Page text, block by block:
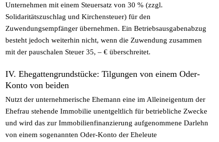
Unternehmen mit einem Steuersatz von 30 % (zzgl.
Solidaritätszuschlag und Kirchensteuer) für den
Zuwendungsempfänger übernehmen. Ein Betriebsausgabenabzug
besteht jedoch weiterhin nicht, wenn die Zuwendung zusammen
mit der pauschalen Steuer 35, – € überschreitet.
IV. Ehegattengrundstücke: Tilgungen von einem Oder-
Konto von beiden
Nutzt der unternehmerische Ehemann eine im Alleineigentum der
Ehefrau stehende Immobilie unentgeltlich für betriebliche Zwecke
und wird das zur Immobilienfinanzierung aufgenommene Darlehn
von einem sogenannten Oder-Konto der Eheleute